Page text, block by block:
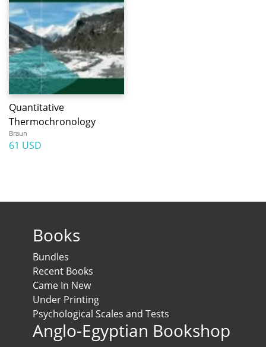
Quantitative
Thermochronology
Braun
61 USD
Books
Bundles
Recent Books
Came In New
Under Printing
Psychological Scales and Tests
Anglo-Egyptian Bookshop